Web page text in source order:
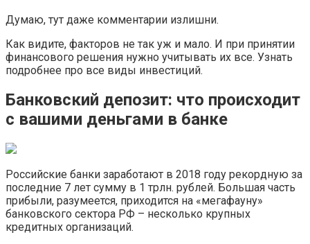
Думаю, тут даже комментарии излишни.
Как видите, факторов не так уж и мало. И при принятии
финансового решения нужно учитывать их все. Узнать
подробнее про все виды инвестиций.
Банковский депозит: что происходит
с вашими деньгами в банке
Российские банки заработают в 2018 году рекордную за
последние 7 лет сумму в 1 трлн. рублей. Большая часть
прибыли, разумеется, приходится на «мегафауну»
банковского сектора РФ – несколько крупных
кредитных организаций.